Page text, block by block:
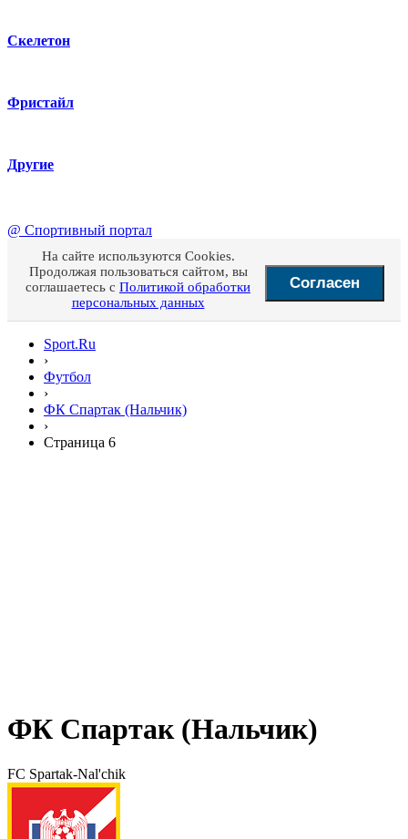
Скелетон
Фристайл
Другие
@ Спортивный портал
На сайте используются Cookies.
Продолжая пользоваться сайтом, вы
соглашаетесь с Политикой обработки
персональных данных
Согласен
Sport.Ru
›
Футбол
›
ФК Спартак (Нальчик)
›
Страница 6
ФК Спартак (Нальчик)
FC Spartak-Nal'chik